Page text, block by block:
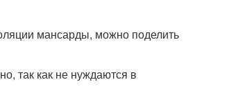
мансарды, можно поделить
так как не нуждаются в